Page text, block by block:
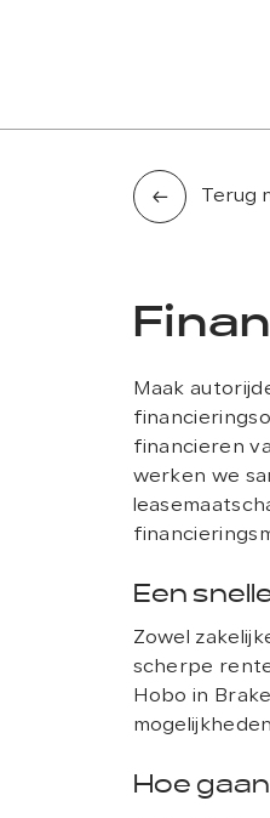
Terug
Maak
financieren
werken we
Een
Zowel
scherpe
Hobo in
Hoe